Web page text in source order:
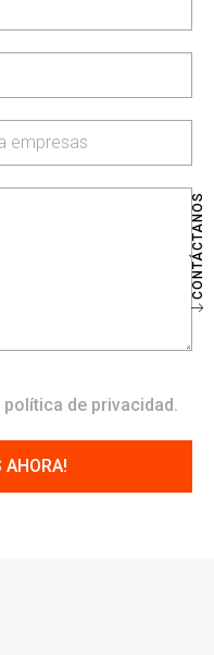
CONTÁCTANOS
política de privacidad.